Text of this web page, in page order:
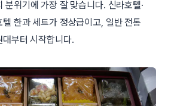
분위기에 가장 잘 맞습니다. 신라호텔·
텔 한과 세트가 정상급이고, 일반 전통
부터 시작합니다.